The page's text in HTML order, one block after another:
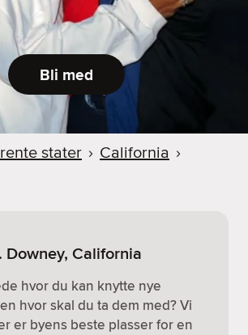
Bli med
stater › California ›
Downey, California
hvor du kan knytte nye
hvor skal du ta dem med? Vi
er byens beste plasser for en